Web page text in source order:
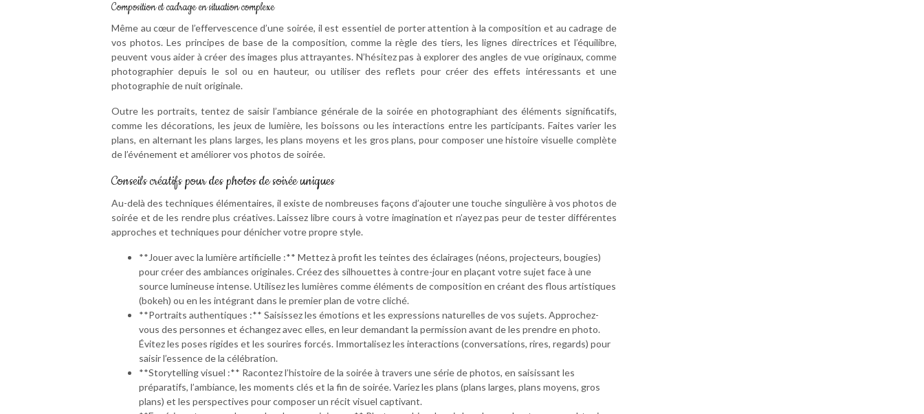
Composition et cadrage en situation complexe
Même au cœur de l’effervescence d’une soirée, il est essentiel de porter attention à la composition et au cadrage de
vos photos. Les principes de base de la composition, comme la règle des tiers, les lignes directrices et l’équilibre,
peuvent vous aider à créer des images plus attrayantes. N’hésitez pas à explorer des angles de vue originaux, comme
photographier depuis le sol ou en hauteur, ou utiliser des reflets pour créer des effets intéressants et une
photographie de nuit originale.
Outre les portraits, tentez de saisir l’ambiance générale de la soirée en photographiant des éléments significatifs,
comme les décorations, les jeux de lumière, les boissons ou les interactions entre les participants. Faites varier les
plans, en alternant les plans larges, les plans moyens et les gros plans, pour composer une histoire visuelle complète
de l’événement et améliorer vos photos de soirée.
Conseils créatifs pour des photos de soirée uniques
Au-delà des techniques élémentaires, il existe de nombreuses façons d’ajouter une touche singulière à vos photos de
soirée et de les rendre plus créatives. Laissez libre cours à votre imagination et n’ayez pas peur de tester différentes
approches et techniques pour dénicher votre propre style.
**Jouer avec la lumière artificielle :** Mettez à profit les teintes des éclairages (néons, projecteurs, bougies)
pour créer des ambiances originales. Créez des silhouettes à contre-jour en plaçant votre sujet face à une
source lumineuse intense. Utilisez les lumières comme éléments de composition en créant des flous artistiques
(bokeh) ou en les intégrant dans le premier plan de votre cliché.
**Portraits authentiques :** Saisissez les émotions et les expressions naturelles de vos sujets. Approchez-
vous des personnes et échangez avec elles, en leur demandant la permission avant de les prendre en photo.
Évitez les poses rigides et les sourires forcés. Immortalisez les interactions (conversations, rires, regards) pour
saisir l’essence de la célébration.
**Storytelling visuel :** Racontez l’histoire de la soirée à travers une série de photos, en saisissant les
préparatifs, l’ambiance, les moments clés et la fin de soirée. Variez les plans (plans larges, plans moyens, gros
plans) et les perspectives pour composer un récit visuel captivant.